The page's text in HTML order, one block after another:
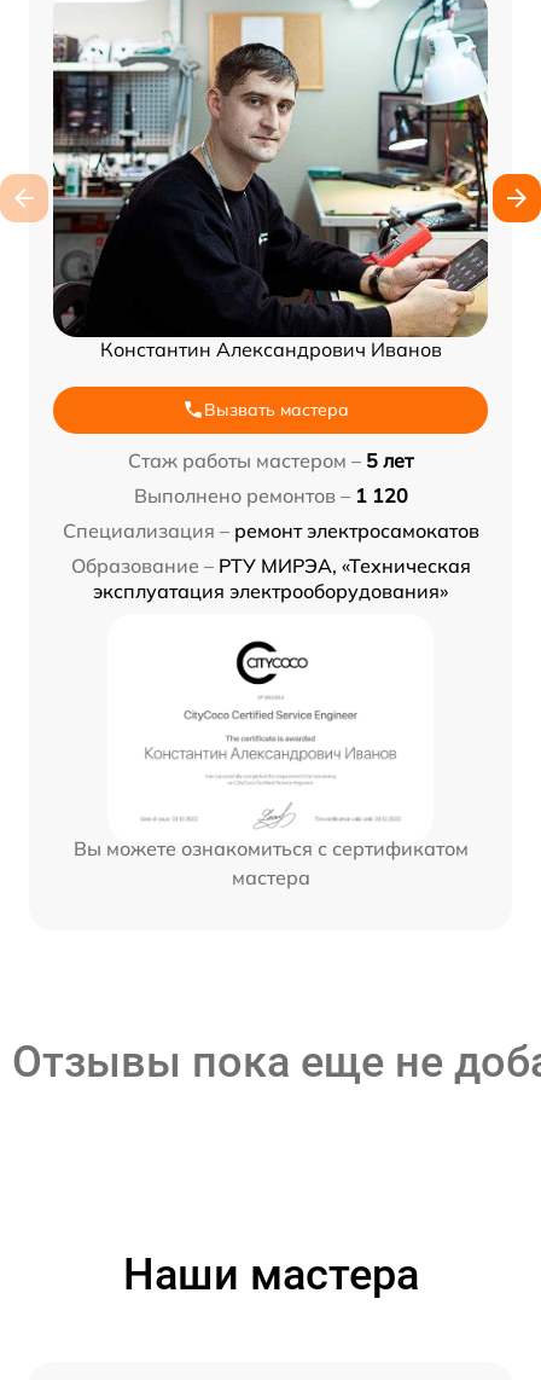
Константин Александрович Иванов
Вызвать мастера
Стаж работы мастером – 5 лет
Выполнено ремонтов – 1 120
Специализация – ремонт электросамокатов
Образование – РТУ МИРЭА, «Техническая
эксплуатация электрооборудования»
Вы можете ознакомиться с сертификатом
мастера
Отзывы пока еще не
Наши мастера